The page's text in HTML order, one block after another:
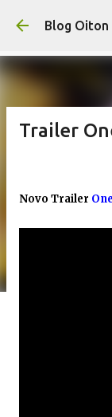
Blog Oiton
Trailer
Novo Trailer